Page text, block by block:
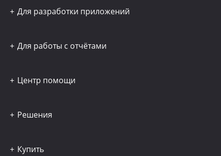
Для разработки приложений
Для работы с отчётами
Центр помощи
Решения
Купить